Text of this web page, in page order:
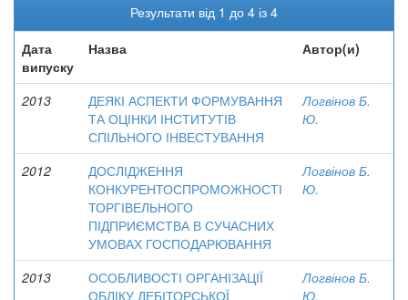
Результати від 1 до 4 із 4
Дата
випуску
Назва Автор(и)
2013
ДЕЯКІ АСПЕКТИ ФОРМУВАННЯ
ТА ОЦІНКИ ІНСТИТУТІВ
СПІЛЬНОГО ІНВЕСТУВАННЯ
Логвінов Б.
Ю.
2012
ДОСЛІДЖЕННЯ
КОНКУРЕНТОСПРОМОЖНОСТІ
ТОРГІВЕЛЬНОГО
ПІДПРИЄМСТВА В СУЧАСНИХ
УМОВАХ ГОСПОДАРЮВАННЯ
Логвінов Б.
Ю.
2013
ОСОБЛИВОСТІ ОРГАНІЗАЦІЇ
ОБЛІКУ ДЕБІТОРСЬКОЇ
Логвінов Б.
Ю.